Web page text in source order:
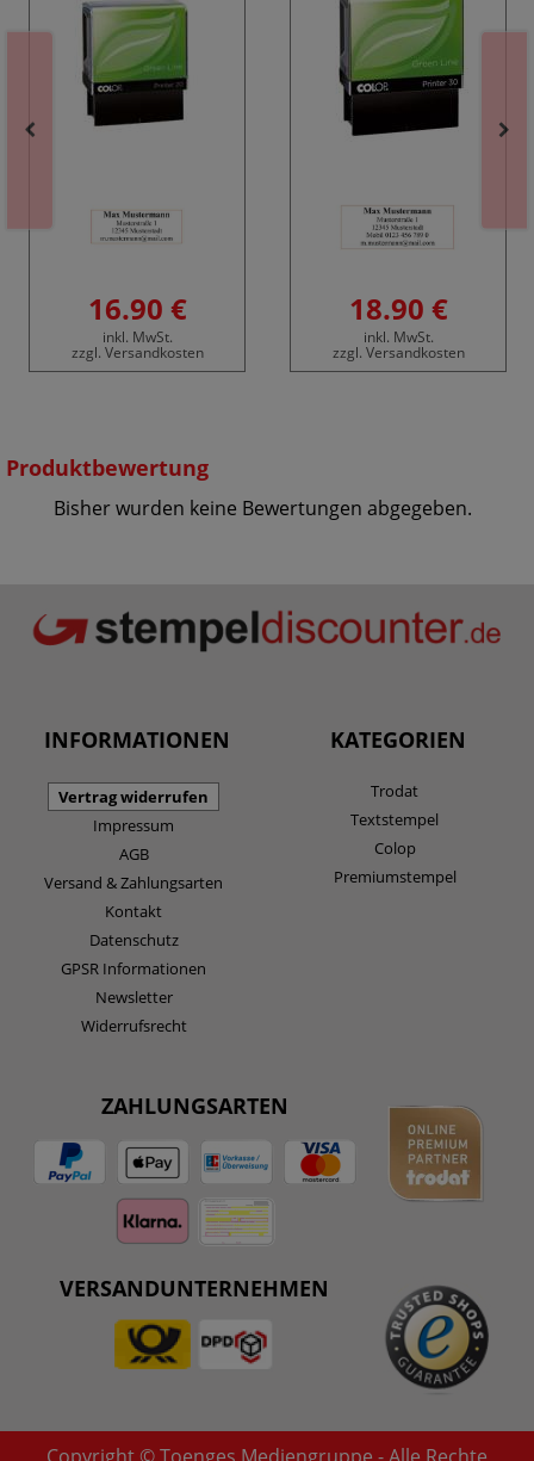
16.90 €
inkl. MwSt.
zzgl. Versandkosten
18.90 €
inkl. MwSt.
zzgl. Versandkosten
Produktbewertung
Bisher wurden keine Bewertungen abgegeben.
INFORMATIONEN
Vertrag widerrufen
Impressum
AGB
Versand & Zahlungsarten
Kontakt
Datenschutz
GPSR Informationen
Newsletter
Widerrufsrecht
KATEGORIEN
Trodat
Textstempel
Colop
Premiumstempel
ZAHLUNGSARTEN
VERSANDUNTERNEHMEN